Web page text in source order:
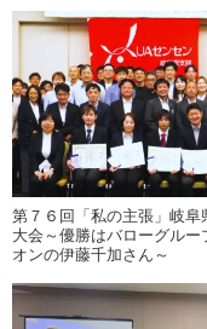
第７６回「私の主張」岐阜
大会～優勝はバローグルー
オンの伊藤千加さん～